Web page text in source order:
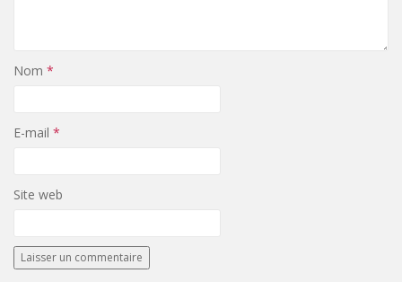
Nom *
E-mail *
Site web